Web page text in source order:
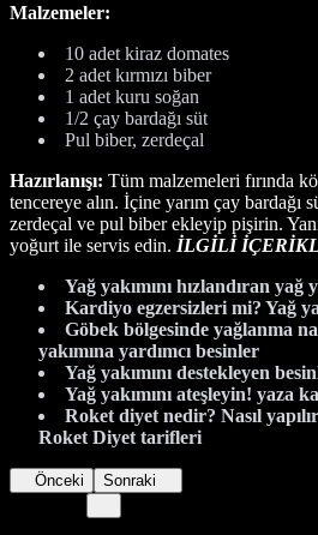
Malzemeler:
10 adet kiraz domates
2 adet kırmızı biber
1 adet kuru soğan
1/2 çay bardağı süt
Pul biber, zerdeçal
Hazırlanışı: Tüm malzemeleri fırında
tencereye alın. İçine yarım çay bardağı
zerdeçal ve pul biber ekleyip pişirin.
yoğurt ile servis edin. İLGİLİ
Yağ yakımını hızlandıran yağ
Kardiyo egzersizleri mi? Yağ
Göbek bölgesinde yağlanma
yakımına yardımcı besinler
Yağ yakımını destekleyen
Yağ yakımını ateşleyin! yaza
Roket diyet nedir? Nasıl
Roket Diyet tarifleri
Önceki Sonraki